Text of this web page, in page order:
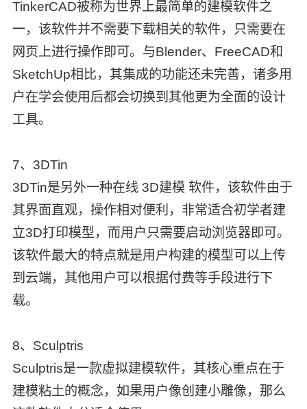
TinkerCAD被称为世界上最简单的建模软件之
一，该软件并不需要下载相关的软件，只需要在
网页上进行操作即可。与Blender、FreeCAD和
SketchUp相比，其集成的功能还未完善，诸多用
户在学会使用后都会切换到其他更为全面的设计
工具。
7、3DTin
3DTin是另外一种在线 3D建模 软件，该软件由于
其界面直观，操作相对便利，非常适合初学者建
立3D打印模型，而用户只需要启动浏览器即可。
该软件最大的特点就是用户构建的模型可以上传
到云端，其他用户可以根据付费等手段进行下
载。
8、Sculptris
Sculptris是一款虚拟建模软件，其核心重点在于
建模粘土的概念，如果用户像创建小雕像，那么